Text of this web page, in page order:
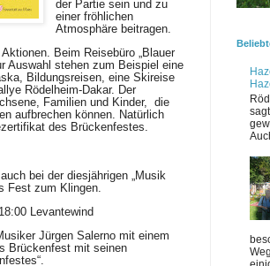
der Partie sein und zu
einer fröhlichen
Atmosphäre beitragen.
Beim Reisebüro „Blauer
Auswahl stehen zum Beispiel eine
Bildungsreisen, eine Skireise
Rödelheim-Dakar. Der
Familien und Kinder, die
aufbrechen können. Natürlich
des Brückenfestes.
bei der diesjährigen „Musik
Fest zum Klingen.
Levantewind
Jürgen Salerno mit einem
Brückenfest mit seinen